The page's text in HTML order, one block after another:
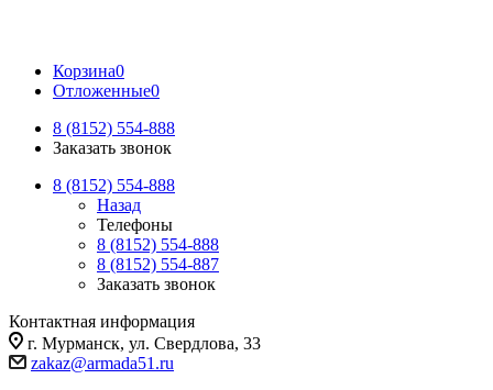
Корзина0
Отложенные0
8 (8152) 554-888
Заказать звонок
8 (8152) 554-888
Назад
Телефоны
8 (8152) 554-888
8 (8152) 554-887
Заказать звонок
Контактная информация
г. Мурманск, ул. Свердлова, 33
zakaz@armada51.ru